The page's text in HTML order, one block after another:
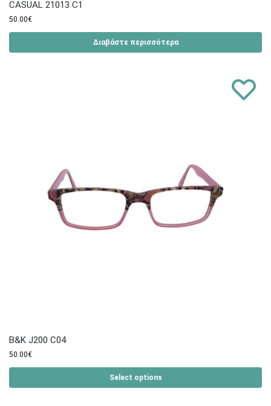
CASUAL 21013 C1
50.00€
Διαβάστε περισσότερα
B&K J200 C04
50.00€
Select options